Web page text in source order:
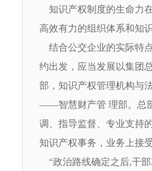
知识产权制度的生命力
高效有力的组织体系和知
结合公交企业的实际特
约出发，应当发展以集团
部，知识产权管理机构与
——智慧财产管 理部。总
调、指导监督、专业支持
知识产权事务，业务上接
“政治路线确定之后,干部